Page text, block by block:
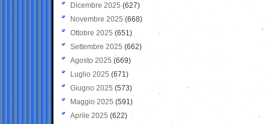
Dicembre 2025 (627)
Novembre 2025 (668)
Ottobre 2025 (651)
Settembre 2025 (662)
Agosto 2025 (669)
Luglio 2025 (671)
Giugno 2025 (573)
Maggio 2025 (591)
Aprile 2025 (622)